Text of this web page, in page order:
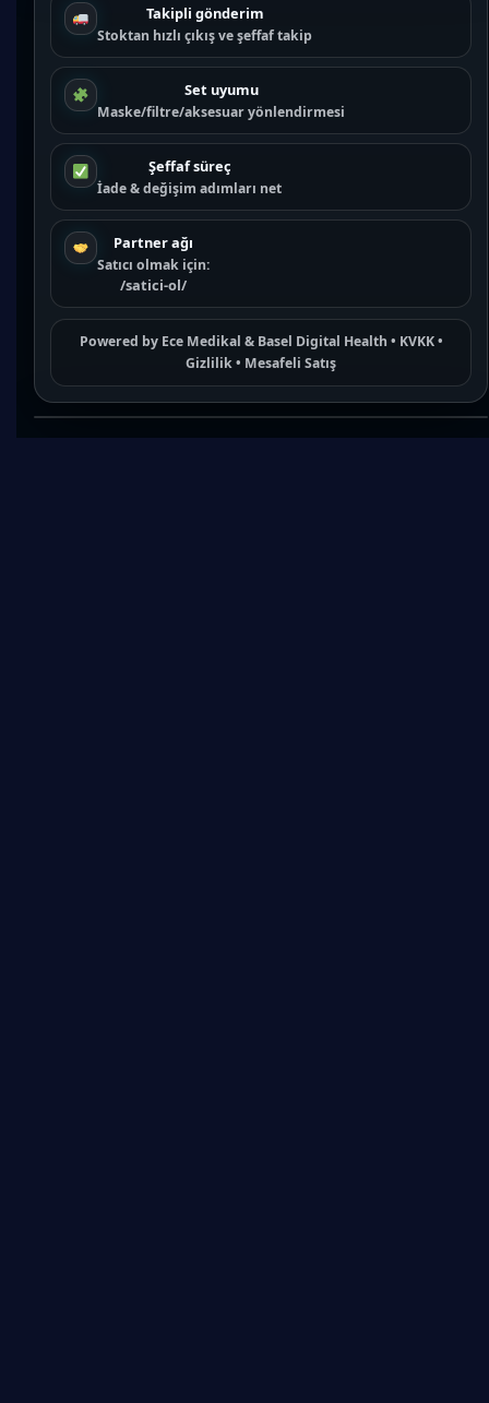
Takipli gönderim
Stoktan hızlı çıkış ve şeffaf takip
Set uyumu
Maske/filtre/aksesuar yönlendirmesi
Şeffaf süreç
İade & değişim adımları net
Partner ağı
Satıcı olmak için:
/satici-ol/
Powered by Ece Medikal & Basel Digital Health • KVKK•
Gizlilik• Mesafeli Satış